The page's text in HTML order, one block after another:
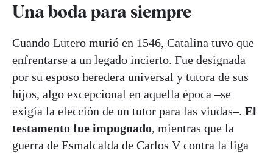
Una boda para siempre
Cuando Lutero murió en 1546, Catalina tuvo que
enfrentarse a un legado incierto. Fue designada
por su esposo heredera universal y tutora de sus
hijos, algo excepcional en aquella época –se
exigía la elección de un tutor para las viudas–. El
testamento fue impugnado, mientras que la
guerra de Esmalcalda de Carlos V contra la liga